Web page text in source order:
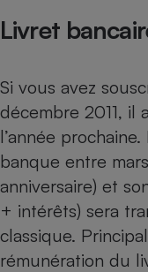
Livret
Si vous avez
décembre 2011, il
l’année
banque entre
anniversaire) et
+ intérêts) sera
classique.
rémunération du